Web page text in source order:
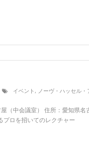
イベント , ノーヴ・ハッセル・
（中会議室） 住所：愛知県名
プロを招いてのレクチャー